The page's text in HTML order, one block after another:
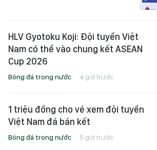
HLV Gyotoku Koji: Đội tuyển Việt
Nam có thể vào chung kết ASEAN
Cup 2026
Bóng đá trong nước 4 giờ trước
1 triệu đồng cho vé xem đội tuyển
Việt Nam đá bán kết
Bóng đá trong nước 5 giờ trước